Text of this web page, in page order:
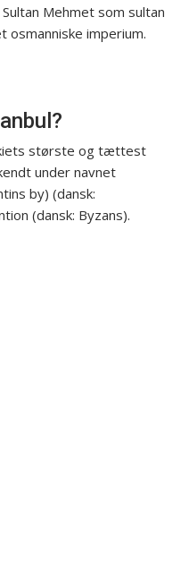
Mehmet som sultan
imperium.
største og tættest
under navnet
by) (dansk:
(dansk: Byzans).